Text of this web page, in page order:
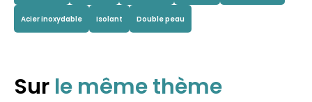
Acier inoxydable Isolant Double peau
Sur le même thème